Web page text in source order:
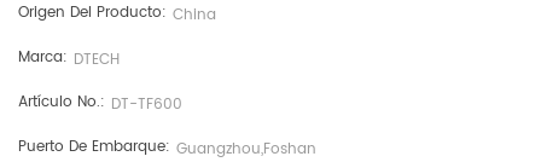
Origen Del Producto: China
Marca: DTECH
Artículo No.: DT-TF600
Puerto De Embarque: Guangzhou,Foshan